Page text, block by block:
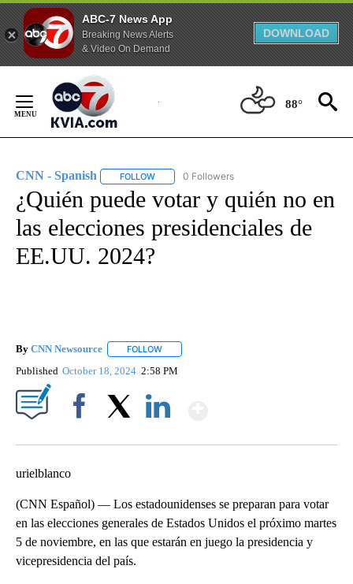
ABC-7 News App
Breaking News Alerts
& Video On Demand
DOWNLOAD
Content
88°
CNN - Spanish FOLLOW FOLLOW "CNN - SPANISH" TO RECEIVE
0 Followers
¿Quién puede votar y quién no en
las elecciones presidenciales de
EE.UU. 2024?
By CNN Newsource FOLLOW
Published October 18, 2024 2:58 PM
urielblanco
(CNN Español) — Los estadounidenses se preparan para votar
en las elecciones generales de Estados Unidos el próximo martes
5 de noviembre, en las que estarán en juego la presidencia y
vicepresidencia del país.